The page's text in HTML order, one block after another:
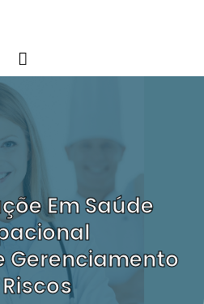
Em Saúde
Gerenciamento